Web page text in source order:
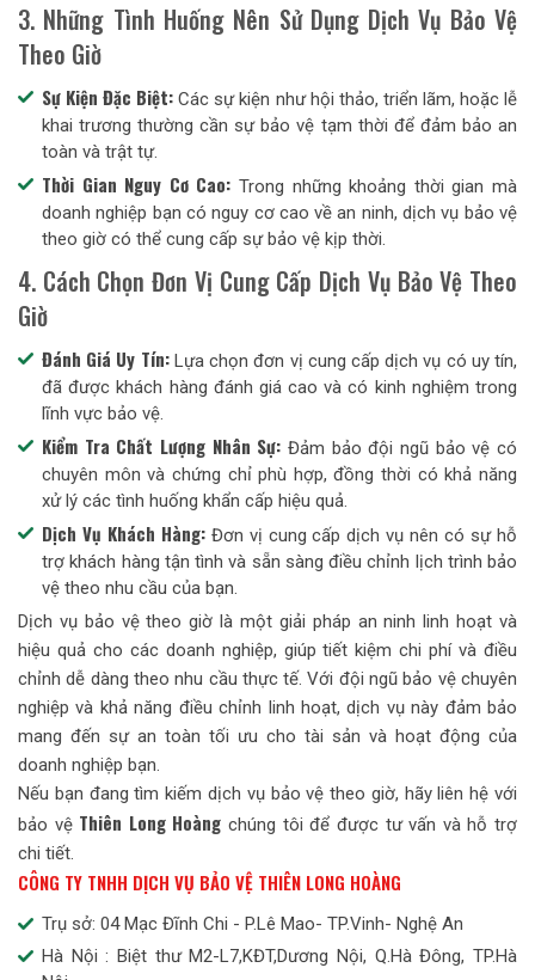
3. Những Tình Huống Nên Sử Dụng Dịch Vụ Bảo Vệ
Theo Giờ
Sự Kiện Đặc Biệt: Các sự kiện như hội thảo, triển lãm, hoặc lễ
khai trương thường cần sự bảo vệ tạm thời để đảm bảo an
toàn và trật tự.
Thời Gian Nguy Cơ Cao: Trong những khoảng thời gian mà
doanh nghiệp bạn có nguy cơ cao về an ninh, dịch vụ bảo vệ
theo giờ có thể cung cấp sự bảo vệ kịp thời.
4. Cách Chọn Đơn Vị Cung Cấp Dịch Vụ Bảo Vệ Theo
Giờ
Đánh Giá Uy Tín:Lựa chọn đơn vị cung cấp dịch vụ có uy tín,
đã được khách hàng đánh giá cao và có kinh nghiệm trong
lĩnh vực bảo vệ.
Kiểm Tra Chất Lượng Nhân Sự: Đảm bảo đội ngũ bảo vệ có
chuyên môn và chứng chỉ phù hợp, đồng thời có khả năng
xử lý các tình huống khẩn cấp hiệu quả.
Dịch Vụ Khách Hàng: Đơn vị cung cấp dịch vụ nên có sự hỗ
trợ khách hàng tận tình và sẵn sàng điều chỉnh lịch trình bảo
vệ theo nhu cầu của bạn.
Dịch vụ bảo vệ theo giờ là một giải pháp an ninh linh hoạt và
hiệu quả cho các doanh nghiệp, giúp tiết kiệm chi phí và điều
chỉnh dễ dàng theo nhu cầu thực tế. Với đội ngũ bảo vệ chuyên
nghiệp và khả năng điều chỉnh linh hoạt, dịch vụ này đảm bảo
mang đến sự an toàn tối ưu cho tài sản và hoạt động của
doanh nghiệp bạn.
Nếu bạn đang tìm kiếm dịch vụ bảo vệ theo giờ, hãy liên hệ với
bảo vệ Thiên Long Hoàng chúng tôi để được tư vấn và hỗ trợ
chi tiết.
CÔNG TY TNHH DỊCH VỤ BẢO VỆ THIÊN LONG HOÀNG
Trụ sở: 04 Mạc Đĩnh Chi - P.Lê Mao- TP.Vinh- Nghệ An
Hà Nội : Biệt thư M2-L7,KĐT,Dương Nội, Q.Hà Đông, TP.Hà